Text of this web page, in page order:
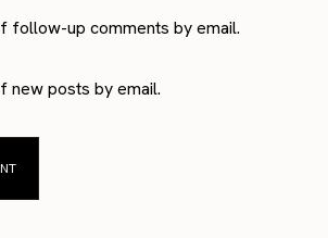
follow-up comments by email.
new posts by email.